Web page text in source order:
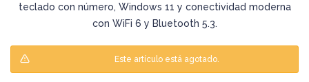
teclado con número, Windows 11 y conectividad moderna
con WiFi 6 y Bluetooth 5.3.
Este artículo está agotado.